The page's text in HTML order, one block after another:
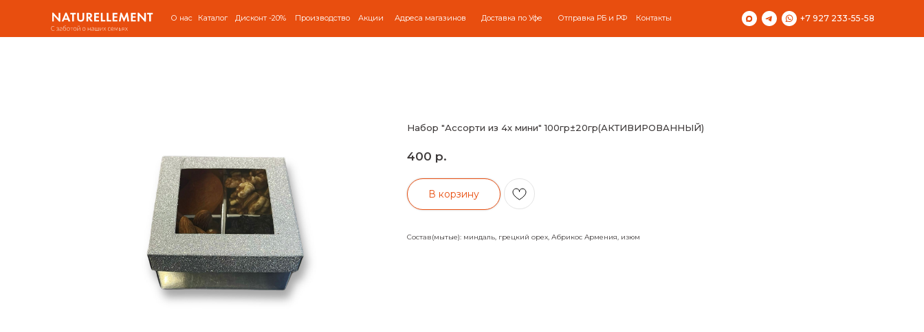
+7 927 233-55-58
О нас Каталог Дисконт -20% Производство Акции Адреса магазинов Доставка по Уфе Отправка РБ и РФ Контакты
Набор "Ассорти из 4х мини" 100гр±20гр(АКТИВИРОВАННЫЙ)
400 р.
В корзину
Состав(мытые): миндаль, грецкий орех, Абрикос Армения, изюм